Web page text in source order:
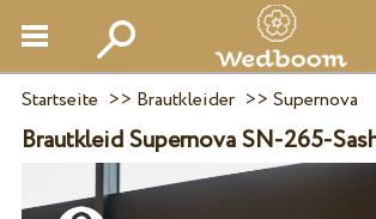
Startseite >> Brautkleider>> Supernova
Brautkleid Supernova SN-265-